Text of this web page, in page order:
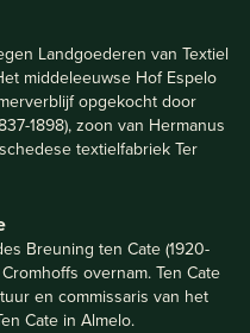
Landgoederen van Textiel
middeleeuwse Hof Espelo
opgekocht door
1898), zoon van Hermanus
textielfabriek Ter
Breuning ten Cate (1920-
overnam. Ten Cate
en commissaris van het
Cate in Almelo.